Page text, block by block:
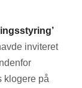
inviteret
klogere på